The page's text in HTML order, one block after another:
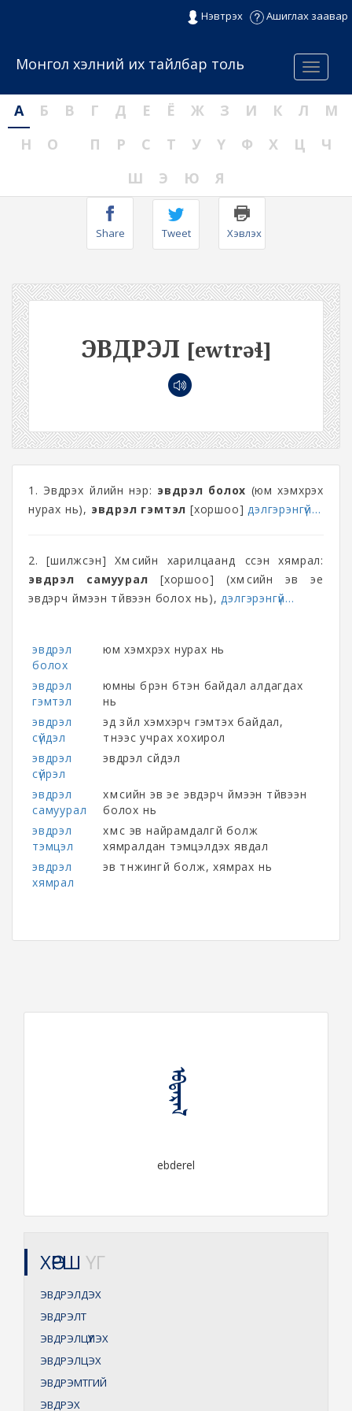
Нэвтрэх Ашиглах заавар
Menu
Монгол хэлний их тайлбар толь
А Б В Г Д Е Ё Ж З И К Л
М
Н
О П Р С Т У Ү Ф Х Ц
Ч
Ш
Э Ю Я
Share Tweet Хэвлэх
ЭВДРЭЛ [ewtrəɬ]
1. Эвдрэх үйлийн нэр: эвдрэл болох (юм хэмхрэх
нурах нь), эвдрэл гэмтэл [хоршоо]дэлгэрэнгүй...
2. [шилжсэн] Хүмүүсийн харилцаанд үүссэн хямрал:
эвдрэл самуурал [хоршоо] (хүмүүсийн эв эе
эвдэрч үймээн түйвээн болох нь),дэлгэрэнгүй...
эвдрэл
болох
юм хэмхрэх нурах нь
эвдрэл
гэмтэл
юмны бүрэн бүтэн байдал алдагдах
нь
эвдрэл
сүйдэл
эд зүйл хэмхэрч гэмтэх байдал,
түүнээс учрах хохирол
эвдрэл
сүйрэл
эвдрэл сүйдэл
эвдрэл
самуурал
хүмүүсийн эв эе эвдэрч үймээн түйвээн
болох нь
эвдрэл
тэмцэл
хүмүүс эв найрамдалгүй болж
хямралдан тэмцэлдэх явдал
эвдрэл
хямрал
эв түнжингүй болж, хямрах нь
ᠡᠪᠳᠡᠷᠡᠯ
ebderel
ХӨРШ ҮГ
ЭВДРЭЛДЭХ
ЭВДРЭЛТ
ЭВДРЭЛЦҮҮЛЭХ
ЭВДРЭЛЦЭХ
ЭВДРЭМТГИЙ
ЭВДРЭХ